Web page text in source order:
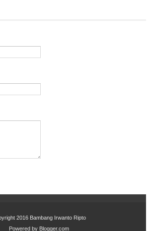
2016 Bambang Irwanto Ripto
Powered by Blogger.com